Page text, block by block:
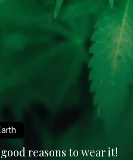
reasons to wear it!